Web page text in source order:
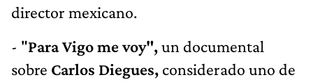
director mexicano.
- "Para Vigo me voy",un documental
sobre Carlos Diegues, considerado uno de